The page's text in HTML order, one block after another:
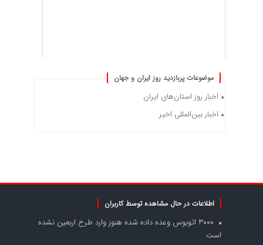
موضوعات پربازدید روز ایران و جهان
اخبار روز استان‌های ایران
اخبار بین‌المللی اخیر
اطلاعات در حال مشاهده توسط کاربران
۳۰۰۰ اتوبوس وعده داده شده هنوز وارد طرح اربعین نشده
است